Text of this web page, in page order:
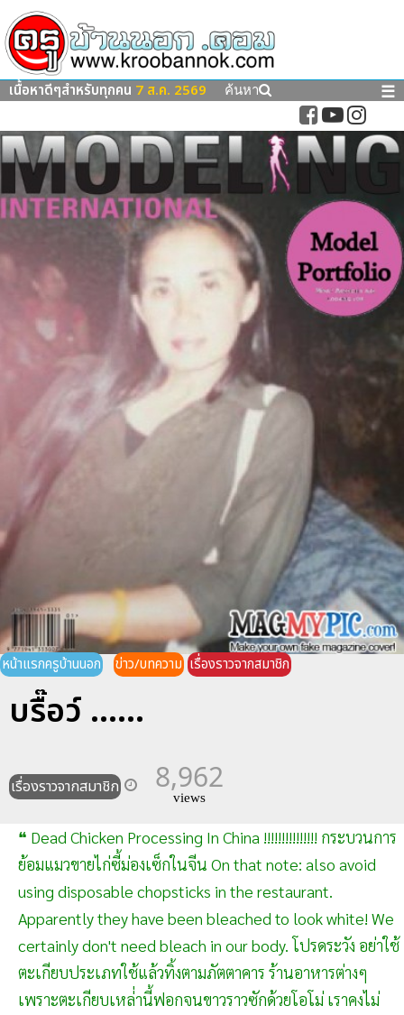
เนื้อหาดีๆสำหรับทุกคน 7 ส.ค. 2569 ค้นหา ☰
หน้าแรกครูบ้านนอก ข่าว/บทความ เรื่องราวจากสมาชิก
บรื๊อว์ ......
เรื่องราวจากสมาชิก 8,962
views
❝ Dead Chicken Processing In China !!!!!!!!!!!!!!! กระบวนการ
ย้อมแมวขายไก่ซี้ม่องเซ็กในจีน On that note: also avoid
using disposable chopsticks in the restaurant.
Apparently they have been bleached to look white! We
certainly don't need bleach in our body. โปรดระวัง อย่าใช้
ตะเกียบประเภทใช้แล้วทิ้งตามภัตตาคาร ร้านอาหารต่างๆ
เพราะตะเกียบเหล่่านี้ฟอกจนขาวราวซักด้วยโอโม่ เราคงไม่